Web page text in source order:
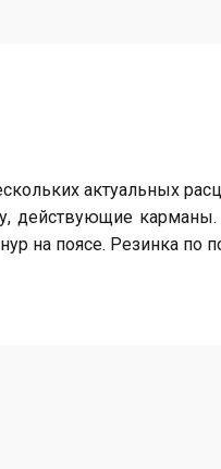
актуальных
действующие
на поясе. Резинка по